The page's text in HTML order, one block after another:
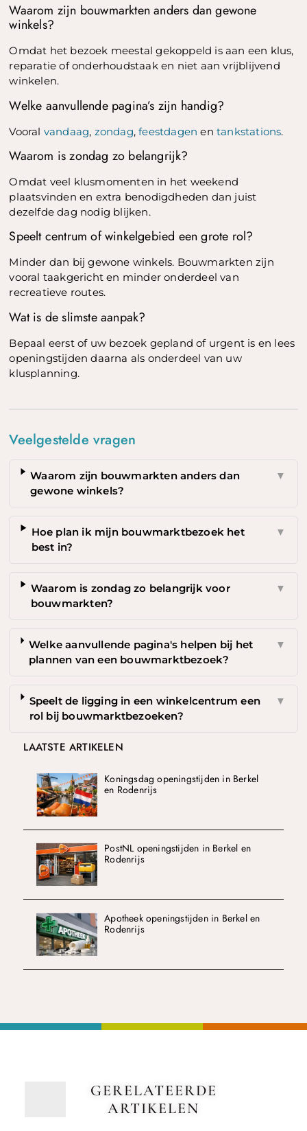
Waarom zijn bouwmarkten anders dan gewone
winkels?
Omdat het bezoek meestal gekoppeld is aan een klus,
reparatie of onderhoudstaak en niet aan vrijblijvend
winkelen.
Welke aanvullende pagina’s zijn handig?
Vooral vandaag, zondag,feestdagen entankstations.
Waarom is zondag zo belangrijk?
Omdat veel klusmomenten in het weekend
plaatsvinden en extra benodigdheden dan juist
dezelfde dag nodig blijken.
Speelt centrum of winkelgebied een grote rol?
Minder dan bij gewone winkels. Bouwmarkten zijn
vooral taakgericht en minder onderdeel van
recreatieve routes.
Wat is de slimste aanpak?
Bepaal eerst of uw bezoek gepland of urgent is en lees
openingstijden daarna als onderdeel van uw
klusplanning.
Veelgestelde vragen
Waarom zijn bouwmarkten anders dan
gewone winkels?
▼
Hoe plan ik mijn bouwmarktbezoek het
best in?
▼
Waarom is zondag zo belangrijk voor
bouwmarkten?
▼
Welke aanvullende pagina's helpen bij het
plannen van een bouwmarktbezoek?
▼
Speelt de ligging in een winkelcentrum een
rol bij bouwmarktbezoeken?
▼
LAATSTE ARTIKELEN
Koningsdag openingstijden in Berkel
en Rodenrijs
PostNL openingstijden in Berkel en
Rodenrijs
Apotheek openingstijden in Berkel en
Rodenrijs
GERELATEERDE
ARTIKELEN